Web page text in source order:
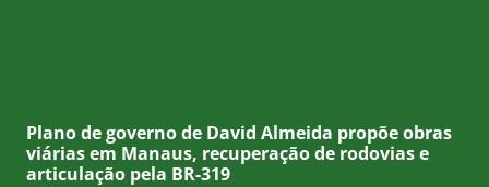
Plano de governo de David Almeida propõe obras
viárias em Manaus, recuperação de rodovias e
articulação pela BR-319